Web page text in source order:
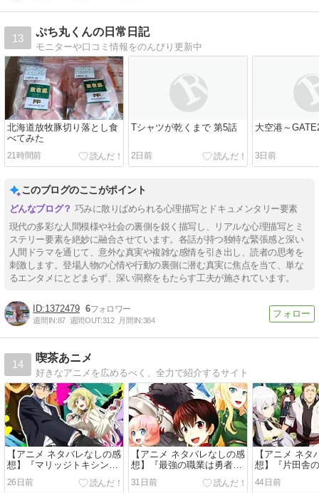
13
ぷち丸くんの日常日記
モニターや口コミ情報をのんびり更新中
北海道放牧豚切り落とし食
べてみた
21時間前
Tシャツが乾くまで 第5話
2日前
大空港～
3日前
このブログのここがポイント
巧みに散りばめられる心理描写とドキュメンタリー要素
現代の多彩な人間模様や社会の裏側を鋭く描写し、リアルな心理描写とミ
ステリー要素を絶妙に融合させています。各話が持つ独特な緊張感と深い
人間ドラマを通じて、意外な真実や複雑な感情を引き出し、読者の思考を
刺激します。登場人物の心情や行動の裏側に潜む真実に焦点を当て、単な
るエンタメにとどまらず、深い洞察をもたらす工夫が施されています。
1372479 6
週間IN:87 週間OUT:312 月間IN:384
14
喫茶あニメ
好きなアニメを広めるべく、全力で紹介するサイト
【アニメ ネタバレなしの感
想】『マリッジトキシン』
（２０２６）
26日前
【アニメ ネタバレなしの感
想】『最強の職業は勇者で
も賢者でもなく鑑定士
（仮）らしいですよ？』
31日前
【アニメ ネタ
想】『片田舎
剣聖になる』
44日前